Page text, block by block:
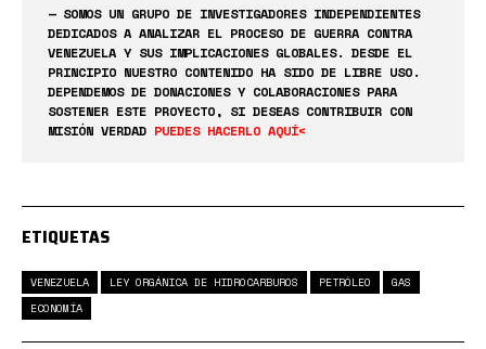
— SOMOS UN GRUPO DE INVESTIGADORES INDEPENDIENTES
DEDICADOS A ANALIZAR EL PROCESO DE GUERRA CONTRA
VENEZUELA Y SUS IMPLICACIONES GLOBALES. DESDE EL
PRINCIPIO NUESTRO CONTENIDO HA SIDO DE LIBRE USO.
DEPENDEMOS DE DONACIONES Y COLABORACIONES PARA
SOSTENER ESTE PROYECTO, SI DESEAS CONTRIBUIR CON
MISIÓN VERDAD PUEDES HACERLO AQUÍ<
ETIQUETAS
VENEZUELA LEY ORGÁNICA DE HIDROCARBUROS PETRÓLEO
GAS
ECONOMÍA